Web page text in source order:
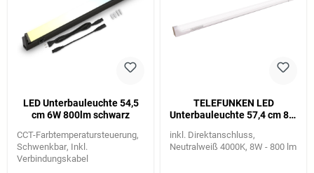
LED Unterbauleuchte 54,5
cm 6W 800lm schwarz
CCT-Farbtemperatursteuerung
Schwenkbar Inkl.
Verbindungskabel
TELEFUNKEN LED
Unterbauleuchte 57,4 cm 8W
inkl. Direktanschluss
Neutralweiß 4000K 8W - 800 lm